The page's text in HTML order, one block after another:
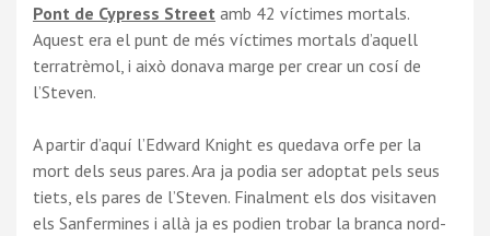
Pont de Cypress Street amb 42 víctimes mortals.
Aquest era el punt de més víctimes mortals d’aquell
terratrèmol, i això donava marge per crear un cosí de
l’Steven.
A partir d’aquí l’Edward Knight es quedava orfe per la
mort dels seus pares. Ara ja podia ser adoptat pels seus
tiets, els pares de l’Steven. Finalment els dos visitaven
els Sanfermines i allà ja es podien trobar la branca nord-